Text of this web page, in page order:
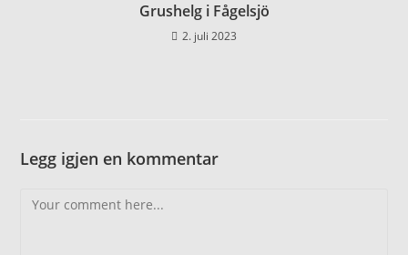
Grushelg i Fågelsjö
2. juli 2023
Legg igjen en kommentar